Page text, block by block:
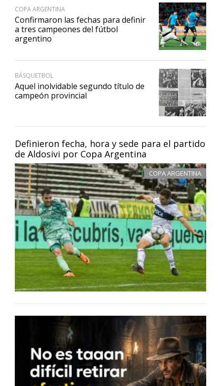
Definieron fecha, hora y sede para el partido
de Aldosivi por Copa Argentina
COPA ARGENTINA
COPA ARGENTINA
Confirmaron las fechas para definir
a tres campeones del fútbol
argentino
BÁSQUETBOL
Aquel inolvidable segundo título de
campeón provincial